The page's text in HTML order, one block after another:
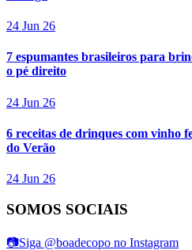
24 Jun 26
7 espumantes brasileiros para
o pé direito
24 Jun 26
6 receitas de drinques com vinho
do Verão
24 Jun 26
SOMOS SOCIAIS
📷Siga @boadecopo no Instagram